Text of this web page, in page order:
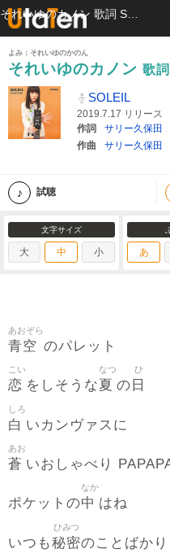
よみ：それいゆのかのん
それいゆのカノン 歌詞
SOLEIL
2019.7.17 リリース
作詞
サリー久保田
作曲
サリー久保田
試聴
文字サイズ
大 中 小 あ
青空
あおぞら
のパレット
恋
こい
をしそうな夏
なつ
の 日
ひ
白
しろ
いカンヴァスに
蒼
あお
いおしゃべり
ポケットの中
なか
はね
いつも秘密
ひみつ
のことばかり